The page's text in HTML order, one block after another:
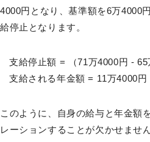
4000円となり、基準額を6万4000
給停止となります。
支給停止額 = （71万4000円 -
支給される年金額 = 11万4000
このように、自身の給与と年金額
レーションすることが欠かせません